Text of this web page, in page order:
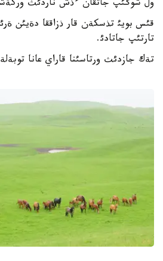
ول شوگئپ جاتقان ءذش ناردئث
قئس بويئ تذسكةن قار ذزاققا دةيئن
تارتئپ جاتادئ.
تةك جازدئث ورتاسئنا قاراي عانا